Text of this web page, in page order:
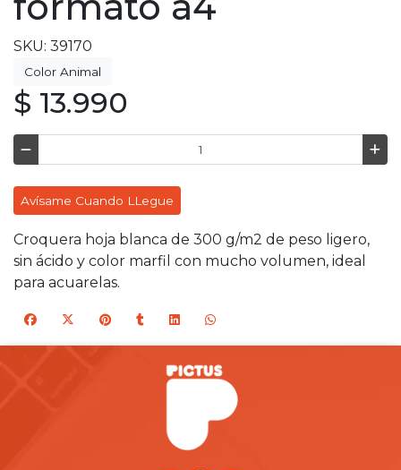
SKU: 39170
Color Animal
$ 13.990
Avísame Cuando LLegue
Croquera hoja blanca de 300 g/m2 de peso ligero,
sin ácido y color marfil con mucho volumen, ideal
para acuarelas.